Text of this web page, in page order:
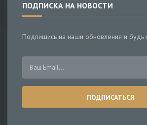
ПОДПИСКА НА НОВОСТИ
Подпишись на наши обновления и будь